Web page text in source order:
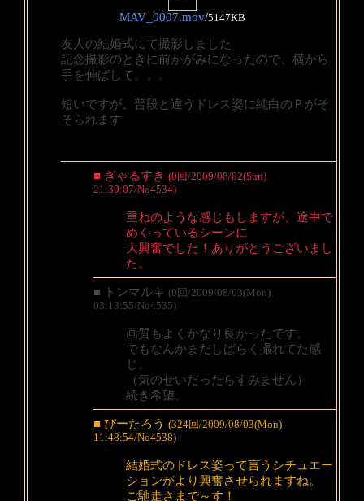
MAV_0007.mov/5147KB
友人の結婚式にて撮影しました
記念撮影のときに前かがみになったので、横から
手を伸ばして。。。
短いですが、普段と違うドレス姿に純白のＰがそ
そられます
■ ぎゃるすき (0回/2009/08/02(Sun)
21:39:07/No4534)
重ねのような感じもしますが、途中で
めくっているシーンに
大興奮でした！ありがとうございまし
た。
■ トンマルキ (0回/2009/08/03(Mon)
03:13:55/No4535)
画質もよくかなり良かったです。
でもなんかまだしばらく撮れてた感
じ。
（気のせいだったらすみません）
続き希望。
■ ぴーたろう (324回/2009/08/03(Mon)
11:48:54/No4538)
結婚式のドレス姿って言うシチュエー
ションがより興奮させられますね。
ご馳走さまで～す！